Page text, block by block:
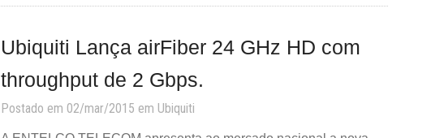
Ubiquiti Lança airFiber 24 GHz HD com
throughput de 2 Gbps.
Postado em 02/mar/2015 em Ubiquiti